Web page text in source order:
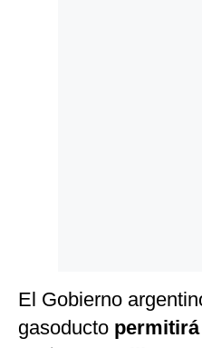
El Gobierno
gasoducto